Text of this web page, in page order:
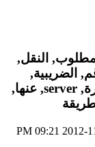
09:21 PM